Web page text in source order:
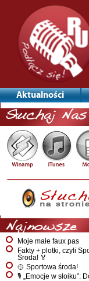
Aktualności
Słuchaj Nas
Najnowsze
Moje małe faux pas
Fakty + plotki, czyli
Środa! 🏅
🥎 Sportowa środa!
🎙️ „Emocje w słoiku”: